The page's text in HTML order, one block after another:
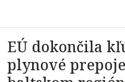
EÚ dokončila
plynové